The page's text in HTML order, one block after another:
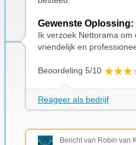
Gewenste Oplossing:
Ik verzoek Nettorama
vriendelijk en
Beoordeling 5/10
Reageer als bedrijf
Bericht van Robin van